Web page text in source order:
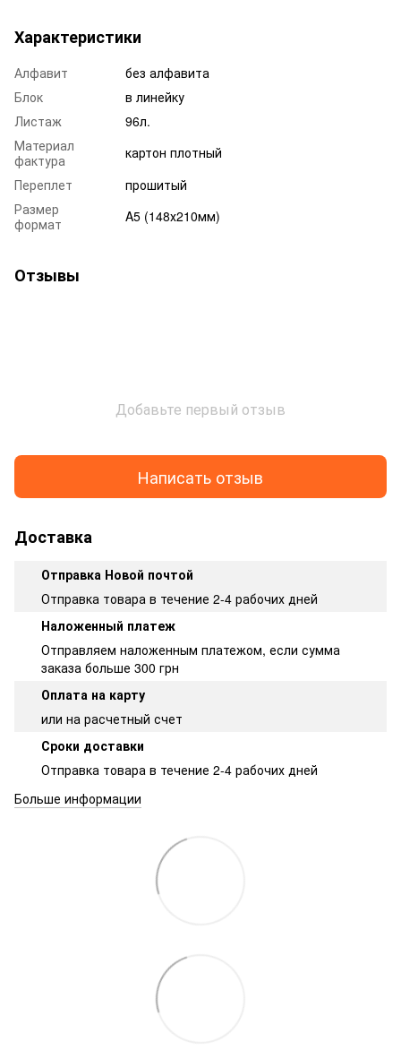
Характеристики
Алфавит
без алфавита
Блок
в линейку
Листаж
96л.
Материал
фактура
картон плотный
Переплет
прошитый
Размер
формат
A5 (148х210мм)
Отзывы
Добавьте первый отзыв
Написать отзыв
Доставка
Отправка Новой почтой
Отправка товара в течение 2-4 рабочих дней
Наложенный платеж
Отправляем наложенным платежом, если сумма
заказа больше 300 грн
Оплата на карту
или на расчетный счет
Сроки доставки
Отправка товара в течение 2-4 рабочих дней
Больше информации